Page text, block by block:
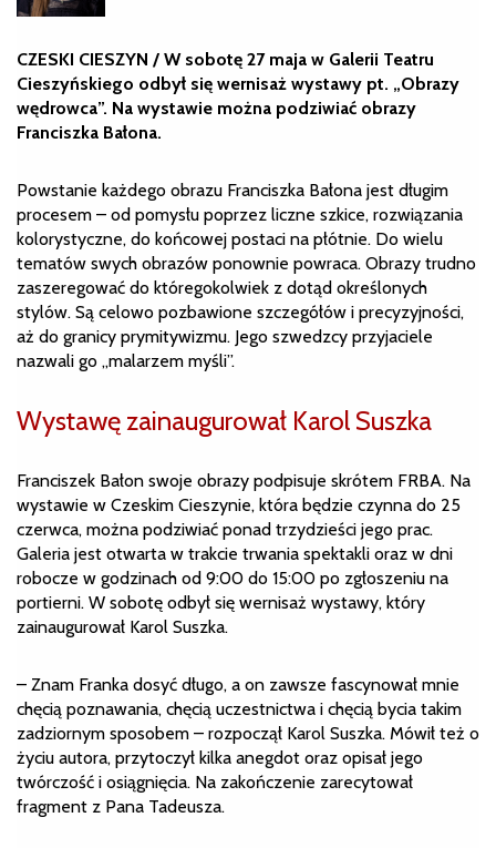
CZESKI CIESZYN / W sobotę 27 maja w Galerii Teatru
Cieszyńskiego odbył się wernisaż wystawy pt. „Obrazy
wędrowca”. Na wystawie można podziwiać obrazy
Franciszka Bałona.
Powstanie każdego obrazu Franciszka Bałona jest długim
procesem – od pomysłu poprzez liczne szkice, rozwiązania
kolorystyczne, do końcowej postaci na płótnie. Do wielu
tematów swych obrazów ponownie powraca. Obrazy trudno
zaszeregować do któregokolwiek z dotąd określonych
stylów. Są celowo pozbawione szczegółów i precyzyjności,
aż do granicy prymitywizmu. Jego szwedzcy przyjaciele
nazwali go „malarzem myśli”.
Wystawę zainaugurował Karol Suszka
Franciszek Bałon swoje obrazy podpisuje skrótem FRBA. Na
wystawie w Czeskim Cieszynie, która będzie czynna do 25
czerwca, można podziwiać ponad trzydzieści jego prac.
Galeria jest otwarta w trakcie trwania spektakli oraz w dni
robocze w godzinach od 9:00 do 15:00 po zgłoszeniu na
portierni. W sobotę odbył się wernisaż wystawy, który
zainaugurował Karol Suszka.
– Znam Franka dosyć długo, a on zawsze fascynował mnie
chęcią poznawania, chęcią uczestnictwa i chęcią bycia takim
zadziornym sposobem – rozpoczął Karol Suszka. Mówił też o
życiu autora, przytoczył kilka anegdot oraz opisał jego
twórczość i osiągnięcia. Na zakończenie zarecytował
fragment z Pana Tadeusza.